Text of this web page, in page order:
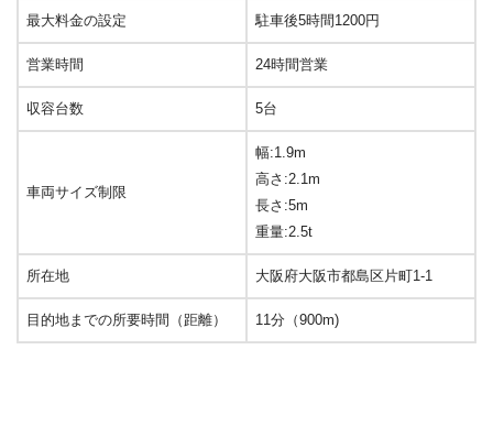
最大料金の設定 駐車後5時間1200円
営業時間 24時間営業
収容台数 5台
車両サイズ制限
幅:1.9m
高さ:2.1m
長さ:5m
重量:2.5t
所在地 大阪府大阪市都島区片町1-1
目的地までの所要時間（距離） 11分（900m)